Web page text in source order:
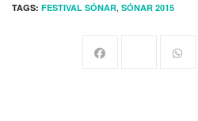
TAGS: FESTIVAL SÓNAR, SÓNAR 2015